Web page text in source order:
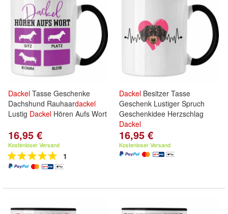
Dackel Tasse Geschenke
Dachshund Rauhaardackel
Lustig Dackel Hören Aufs Wort
16,95 €
Kostenloser Versand
1
Dackel Besitzer Tasse
Geschenk Lustiger Spruch
Geschenkidee Herzschlag
Dackel
16,95 €
Kostenloser Versand